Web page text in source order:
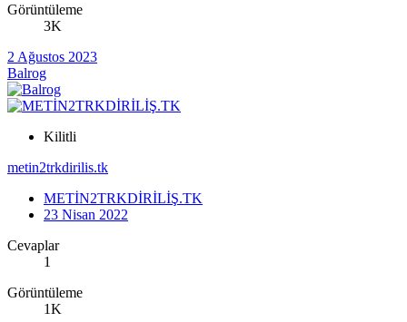
Görüntüleme
3K
2 Ağustos 2023
Balrog
Kilitli
metin2trkdirilis.tk
METİN2TRKDİRİLİŞ.TK
23 Nisan 2022
Cevaplar
1
Görüntüleme
1K